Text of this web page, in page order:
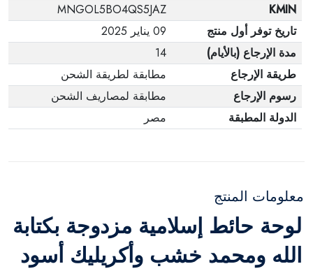
KMIN
MNGOL5BO4QS5JAZ
تاريخ توفر أول منتج
09 يناير 2025
مدة الإرجاع (بالأيام)
14
طريقة الإرجاع
مطابقة لطريقة الشحن
رسوم الإرجاع
مطابقة لمصاريف الشحن
الدولة المطبقة
مصر
معلومات المنتج
لوحة حائط إسلامية مزدوجة بكتابة
الله ومحمد خشب وأكريليك أسود